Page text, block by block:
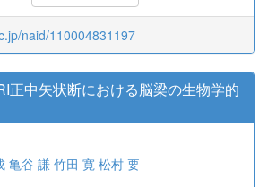
naid/110004831197
正中矢状断における脳梁の生物学的
亀谷 謙 竹田 寛 松村 要